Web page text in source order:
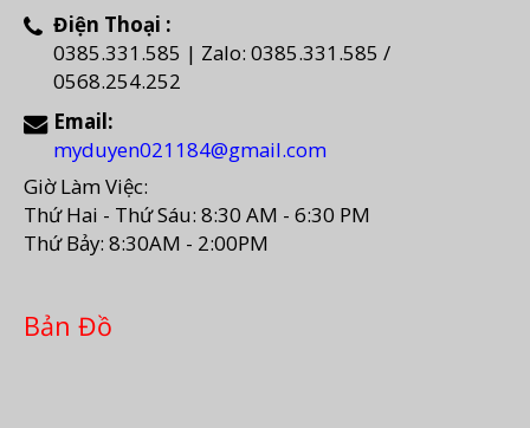
Điện Thoại :
0385.331.585 | Zalo: 0385.331.585 /
0568.254.252
Email:
myduyen021184@gmail.com
Giờ Làm Việc:
Thứ Hai - Thứ Sáu: 8:30 AM - 6:30 PM
Thứ Bảy: 8:30AM - 2:00PM
Bản Đồ